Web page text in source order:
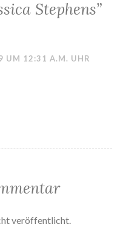
Stephens”
UM 12:31 A.M. UHR
veröffentlicht.